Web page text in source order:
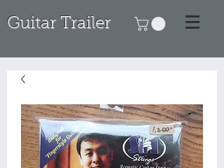
Guitar Trailer